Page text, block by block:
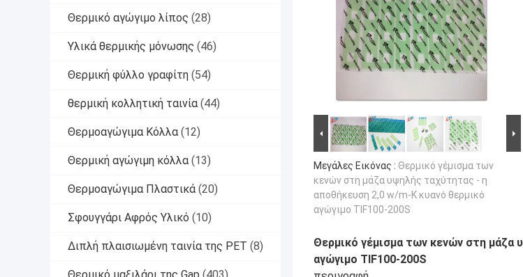
Θερμικό αγώγιμο λίπος (28)
Υλικά θερμικής μόνωσης (46)
Θερμική φύλλο γραφίτη (54)
θερμική κολλητική ταινία (44)
Θερμοαγώγιμα Κόλλα (12)
Θερμική αγώγιμη κόλλα (13)
Θερμοαγώγιμα Πλαστικά (20)
Σφουγγάρι Αφρός Υλικό (10)
Διπλή πλαισιωμένη ταινία της PET (8)
Μεγάλες Εικόνας : Θερμικό γέμισμα των
κενών στη μάζα υψηλής ταχύτητας - η
αποθήκευση 2,0 w/m-Κ κυανό θερμικό
αγώγιμο TIF100-200S
Θερμικό γέμισμα των κενών στη μάζα
αγώγιμο TIF100-200S